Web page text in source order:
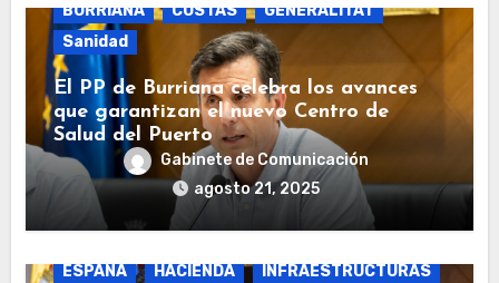
BURRIANA COSTAS
GENERALITAT
Sanidad
El PP de Burriana celebra los avances
que garantizan el nuevo Centro de
Salud del Puerto
Gabinete de Comunicación
agosto 21, 2025
ESPAÑA
HACIENDA
INFRAESTRUCTURAS